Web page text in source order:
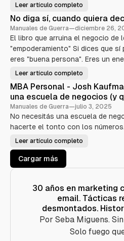
í
a
M
a
n
a
l
e
s
d
G
e
o
d
e
r
q
u
e
s
e
c
r
e
l
o
b
o
s
C
r
í
t
i
c
y
i
e
c
c
ó
n
t
á
t
i
c
a
d
e
B
e
t
S
e
l
ó
i
c
o
s
d
e
J
a
e
s
C
l
e
a
r
:
R
e
u
m
e
n
c
r
i
c
e
l
a
P
o
d
e
r
s
n
í
i
e
s
-
D
i
s
c
i
T
c
e
u
n
Leer artículo completo
No diga sí, cuando quiera
Manuales de Guerra—diciembre 26,
El libro que arruina el negocio de
"empoderamiento" Si dices que
eres "buena persona". Eres un
N
d
i
g
a
í
,
c
a
n
d
o
q
e
r
e
i
Leer artículo completo
MBA Personal - Josh
una escuela de negocios (y
Manuales de Guerra—julio 3, 2025
No necesitás una escuela de
hacerte el tonto con los números.
M
B
A
P
e
o
n
-
o
Leer artículo completo
Cargar más
30 años en marketing
email. Tácticas
desmontados.
Por Seba Miguens.
Solo fuego